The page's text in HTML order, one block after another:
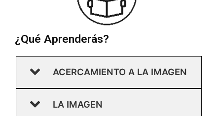
¿Qué Aprenderás?
ACERCAMIENTO A LA IMAGEN
LA IMAGEN